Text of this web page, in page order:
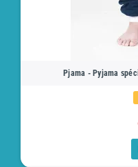
Pjama - Pyjama